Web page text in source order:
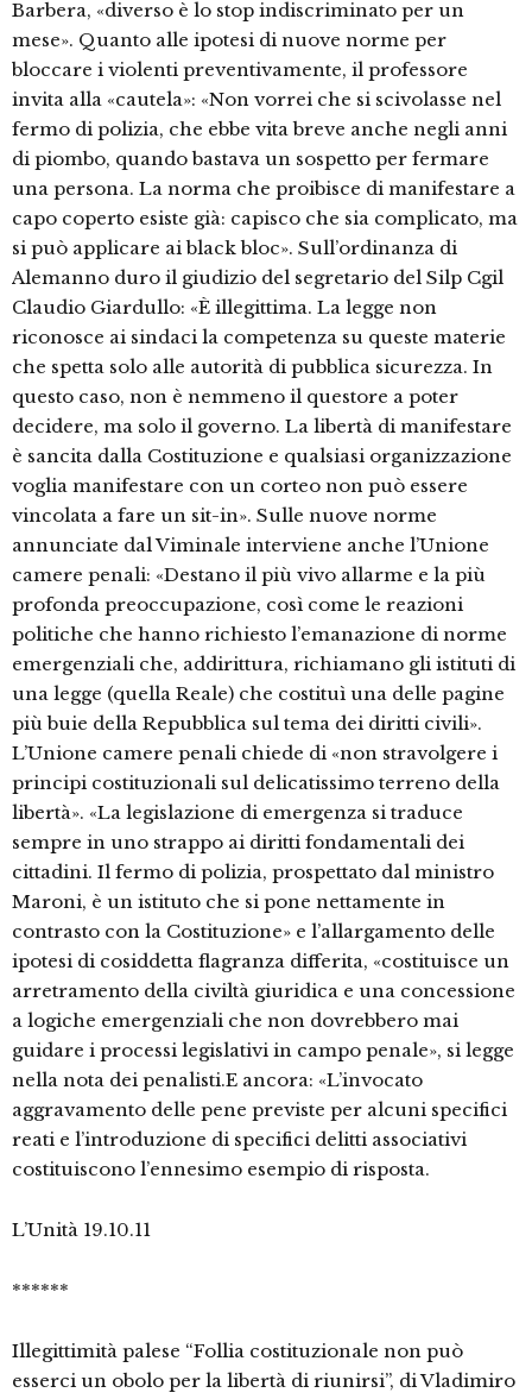
Barbera, «diverso è lo stop indiscriminato per un
mese». Quanto alle ipotesi di nuove norme per
bloccare i violenti preventivamente, il professore
invita alla «cautela»: «Non vorrei che si scivolasse nel
fermo di polizia, che ebbe vita breve anche negli anni
di piombo, quando bastava un sospetto per fermare
una persona. La norma che proibisce di manifestare a
capo coperto esiste già: capisco che sia complicato, ma
si può applicare ai black bloc». Sull’ordinanza di
Alemanno duro il giudizio del segretario del Silp Cgil
Claudio Giardullo: «È illegittima. La legge non
riconosce ai sindaci la competenza su queste materie
che spetta solo alle autorità di pubblica sicurezza. In
questo caso, non è nemmeno il questore a poter
decidere, ma solo il governo. La libertà di manifestare
è sancita dalla Costituzione e qualsiasi organizzazione
voglia manifestare con un corteo non può essere
vincolata a fare un sit-in». Sulle nuove norme
annunciate dal Viminale interviene anche l’Unione
camere penali: «Destano il più vivo allarme e la più
profonda preoccupazione, così come le reazioni
politiche che hanno richiesto l’emanazione di norme
emergenziali che, addirittura, richiamano gli istituti di
una legge (quella Reale) che costituì una delle pagine
più buie della Repubblica sul tema dei diritti civili».
L’Unione camere penali chiede di «non stravolgere i
principi costituzionali sul delicatissimo terreno della
libertà». «La legislazione di emergenza si traduce
sempre in uno strappo ai diritti fondamentali dei
cittadini. Il fermo di polizia, prospettato dal ministro
Maroni, è un istituto che si pone nettamente in
contrasto con la Costituzione» e l’allargamento delle
ipotesi di cosiddetta flagranza differita, «costituisce un
arretramento della civiltà giuridica e una concessione
a logiche emergenziali che non dovrebbero mai
guidare i processi legislativi in campo penale», si legge
nella nota dei penalisti.E ancora: «L’invocato
aggravamento delle pene previste per alcuni specifici
reati e l’introduzione di specifici delitti associativi
costituiscono l’ennesimo esempio di risposta.
L’Unità 19.10.11
******
Illegittimità palese “Follia costituzionale non può
esserci un obolo per la libertà di riunirsi”, di Vladimiro